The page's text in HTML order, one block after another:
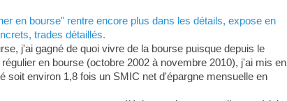
en bourse" rentre encore plus dans les détails, expose en
trades détaillés.
j'ai gagné de quoi vivre de la bourse puisque depuis le
en bourse (octobre 2002 à novembre 2010), j'ai mis en
environ 1,8 fois un SMIC net d'épargne mensuelle en